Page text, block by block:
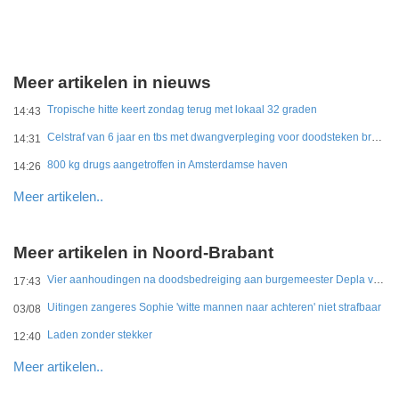
Meer artikelen in nieuws
14:43 Tropische hitte keert zondag terug met lokaal 32 graden
14:31 Celstraf van 6 jaar en tbs met dwangverpleging voor doodsteken broer in Gouda
14:26 800 kg drugs aangetroffen in Amsterdamse haven
Meer artikelen..
Meer artikelen in Noord-Brabant
17:43 Vier aanhoudingen na doodsbedreiging aan burgemeester Depla van Breda
03/08 Uitingen zangeres Sophie 'witte mannen naar achteren' niet strafbaar
12:40 Laden zonder stekker
Meer artikelen..